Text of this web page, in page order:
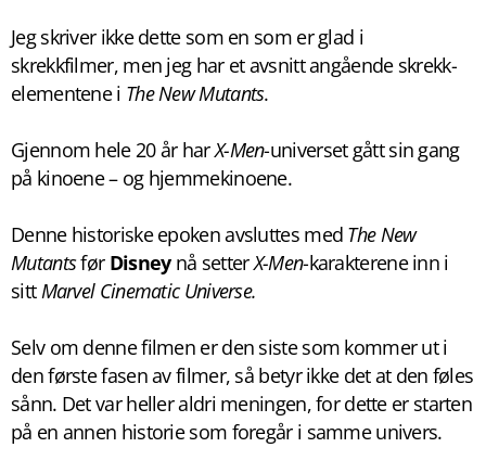
Jeg skriver ikke dette som en som er glad i
skrekkfilmer, men jeg har et avsnitt angående skrekk-
elementene i The New Mutants.
Gjennom hele 20 år harX-Men-universet gått sin gang
på kinoene – og hjemmekinoene.
Denne historiske epoken avsluttes med The New
Mutantsfør Disneynå setterX-Men-karakterene inn i
sitt Marvel Cinematic Universe.
Selv om denne filmen er den siste som kommer ut i
den første fasen av filmer, så betyr ikke det at den føles
sånn. Det var heller aldri meningen, for dette er starten
på en annen historie som foregår i samme univers.